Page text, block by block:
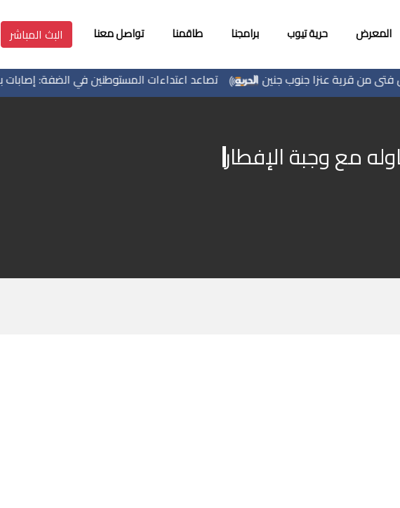
المعرض حرية تيوب برامجنا طاقمنا تواصل معنا البث المباشر
تصاعد اعتداءات المستوطنين في الضفة: إصابات من قرية عنزا جنوب جنين
مع وجبة الإفطار